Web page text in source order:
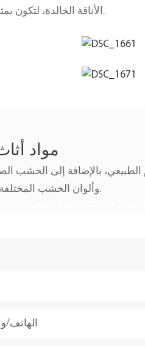
الأناقة الخالدة، لتكون بمثابة سطح عملي وقطعة ديكور مميزة في آن واحد.
مواد
بالإضافة إلى الخشب
وألوان الخشب المختلفة للاختيار من بينها، لتلبية احتياجاتك في التخصيص.
الهاتف/